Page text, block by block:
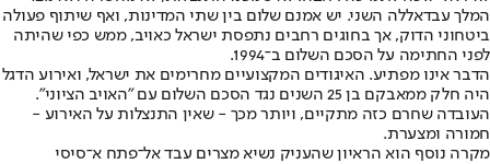
המלך עבדאללה השני. יש אמנם שלום בין שתי המדינות, ואף שיתוף פעולה
ביטחוני הדוק, אך בחוגים רחבים נתפסת ישראל כאויב, ממש כפי שהיתה
לפני החתימה על הסכם השלום ב־1994.
הדבר אינו מפתיע. האיגודים המקצועיים מחרימים את ישראל, ואירוע הדגל
היה חלק ממאבקם בן 25 השנים נגד הסכם השלום עם "האויב הציוני".
העובדה שחרם כזה מתקיים, ויותר מכך - שאין התנצלות על האירוע -
חמורה ומצערת.
מקרה נוסף הוא הראיון שהעניק נשיא מצרים עבד אל־פתח א־סיסי